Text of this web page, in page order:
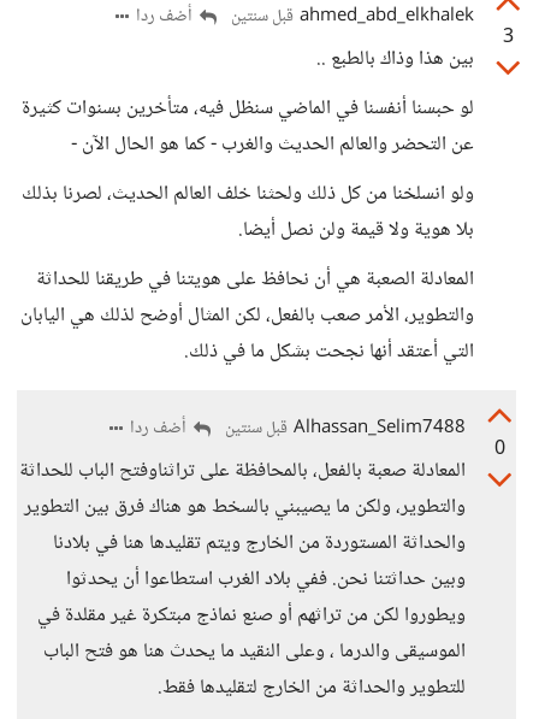
3
ahmed_abd_elkhalek قبل سنتين أضف ردا
بين هذا وذاك بالطبع ..
لو حبسنا أنفسنا في الماضي سنظل فيه، متأخرين بسنوات كثيرة
عن التحضر والعالم الحديث والغرب - كما هو الحال الآن -
ولو انسلخنا من كل ذلك ولحثنا خلف العالم الحديث، لصرنا بذلك
بلا هوية ولا قيمة ولن نصل أيضا.
المعادلة الصعبة هي أن نحافظ على هويتنا في طريقنا للحداثة
والتطوير، الأمر صعب بالفعل، لكن المثال أوضح لذلك هي اليابان
التي أعتقد أنها نجحت بشكل ما في ذلك.
0
Alhassan_Selim7488 قبل سنتين أضف ردا
المعادلة صعبة بالفعل، بالمحافظة على تراثناوفتح الباب للحداثة
والتطوير، ولكن ما يصيبني بالسخط هو هناك فرق بين التطوير
والحداثة المستوردة من الخارج ويتم تقليدها هنا في بلادنا
وبين حداثتنا نحن. ففي بلاد الغرب استطاعوا أن يحدثوا
ويطوروا لكن من تراثهم أو صنع نماذج مبتكرة غير مقلدة في
الموسيقى والدرما ، وعلى النقيد ما يحدث هنا هو فتح الباب
للتطوير والحداثة من الخارج لتقليدها فقط.